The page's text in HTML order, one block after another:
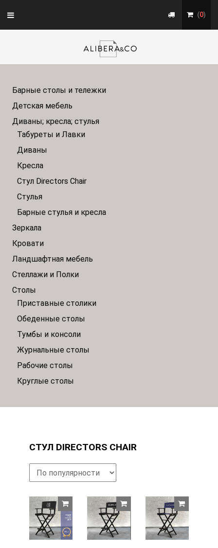
Toggle
navigation
(0)
Барные столы и тележки
Детская мебель
Диваны; кресла; стулья
Табуреты и Лавки
Диваны
Кресла
Стул Directors Chair
Стулья
Барные стулья и кресла
Зеркала
Кровати
Ландшафтная мебель
Стеллажи и Полки
Столы
Приставные столики
Обеденные столы
Тумбы и консоли
Журнальные столы
Рабочие столы
Круглые столы
СТУЛ DIRECTORS CHAIR